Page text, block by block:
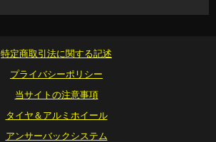
特定商取引法に関する記述
プライバシーポリシー
当サイトの注意事項
タイヤ＆アルミホイール
アンサーバックシステム